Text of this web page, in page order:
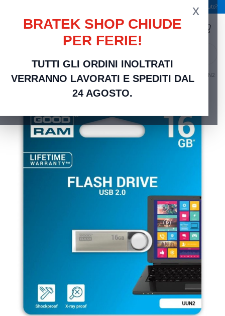
Serve aiuto?
x
BRATEK SHOP CHIUDE
PER FERIE!
TUTTI GLI ORDINI INOLTRATI
VERRANNO LAVORATI E SPEDITI DAL
24 AGOSTO.
Home Networking Rete Casa e Ufficio Accessori PC
GoodRAM Pendrive 16GB UNN2
metal USB 2.0 - retail blister - UUN2-0160S0R11